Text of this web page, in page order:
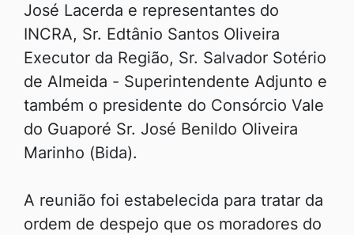
José Lacerda e representantes do
INCRA, Sr. Edtânio Santos Oliveira
Executor da Região, Sr. Salvador Sotério
de Almeida - Superintendente Adjunto e
também o presidente do Consórcio Vale
do Guaporé Sr. José Benildo Oliveira
Marinho (Bida).
A reunião foi estabelecida para tratar da
ordem de despejo que os moradores do